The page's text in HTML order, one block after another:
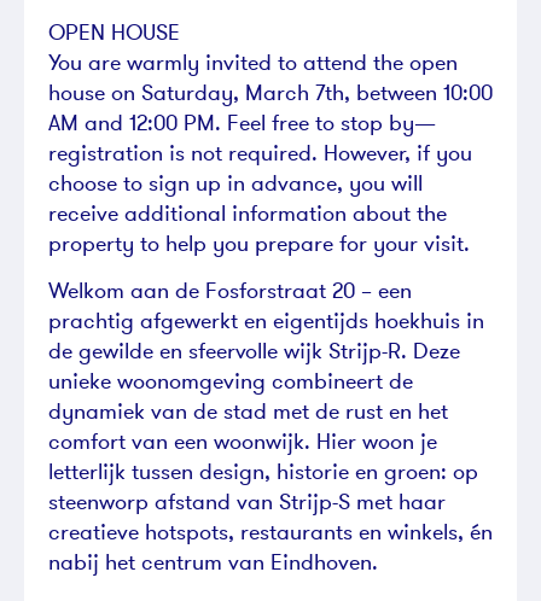
OPEN HOUSE
You are warmly invited to attend the open
house on Saturday, March 7th, between 10:00
AM and 12:00 PM. Feel free to stop by—
registration is not required. However, if you
choose to sign up in advance, you will
receive additional information about the
property to help you prepare for your visit.
Welkom aan de Fosforstraat 20 – een
prachtig afgewerkt en eigentijds hoekhuis in
de gewilde en sfeervolle wijk Strijp-R. Deze
unieke woonomgeving combineert de
dynamiek van de stad met de rust en het
comfort van een woonwijk. Hier woon je
letterlijk tussen design, historie en groen: op
steenworp afstand van Strijp-S met haar
creatieve hotspots, restaurants en winkels, én
nabij het centrum van Eindhoven.